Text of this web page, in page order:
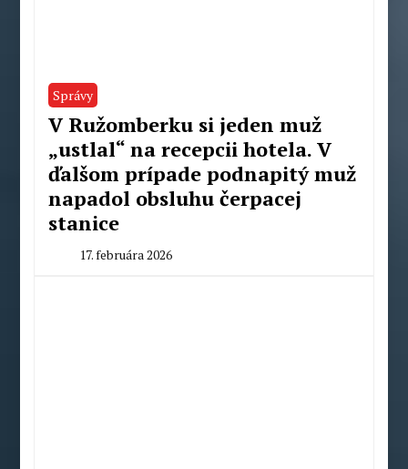
Správy
V Ružomberku si jeden muž
„ustlal“ na recepcii hotela. V
ďalšom prípade podnapitý muž
napadol obsluhu čerpacej
stanice
17. februára 2026